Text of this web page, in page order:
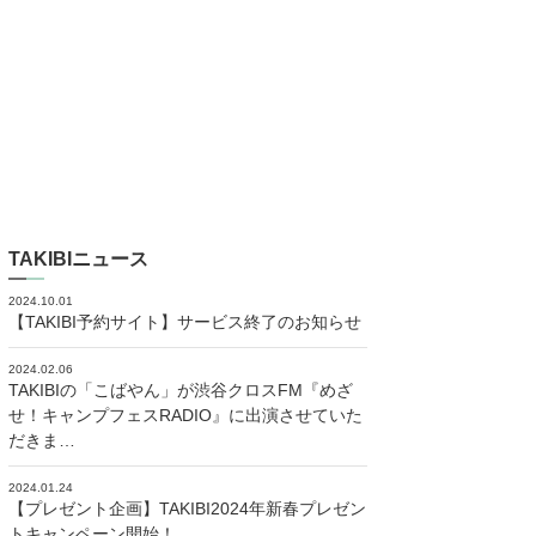
TAKIBIニュース
2024.10.01
【TAKIBI予約サイト】サービス終了のお知らせ
2024.02.06
TAKIBIの「こばやん」が渋谷クロスFM『めざ
せ！キャンプフェスRADIO』に出演させていた
だきま…
2024.01.24
【プレゼント企画】TAKIBI2024年新春プレゼン